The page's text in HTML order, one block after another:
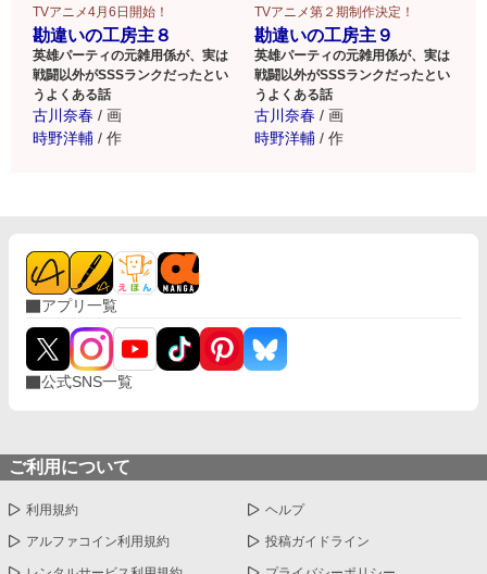
TVアニメ4月6日開始！
勘違いの工房主８
英雄パーティの元雑用係が、実は
戦闘以外がSSSランクだったとい
うよくある話
古川奈春 / 画
時野洋輔 / 作
TVアニメ第２期制作決定！
勘違いの工房主９
英雄パーティの元雑用係が、実は
戦闘以外がSSSランクだったとい
うよくある話
古川奈春 / 画
時野洋輔 / 作
アプリ一覧
公式SNS一覧
ご利用について
利用規約 ヘルプ
アルファコイン利用規約 投稿ガイドライン